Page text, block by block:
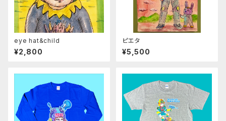
eye hat&child
¥2,800
ピエタ
¥5,500